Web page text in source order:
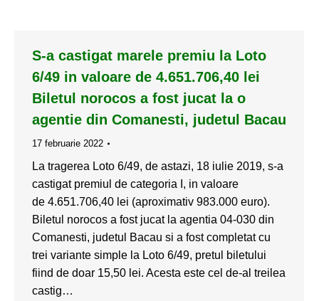
S-a castigat marele premiu la Loto
6/49 in valoare de 4.651.706,40 lei
Biletul norocos a fost jucat la o
agentie din Comanesti, judetul Bacau
17 februarie 2022
La tragerea Loto 6/49, de astazi, 18 iulie 2019, s-a
castigat premiul de categoria I, in valoare
de 4.651.706,40 lei (aproximativ 983.000 euro).
Biletul norocos a fost jucat la agentia 04-030 din
Comanesti, judetul Bacau si a fost completat cu
trei variante simple la Loto 6/49, pretul biletului
fiind de doar 15,50 lei. Acesta este cel de-al treilea
castig…